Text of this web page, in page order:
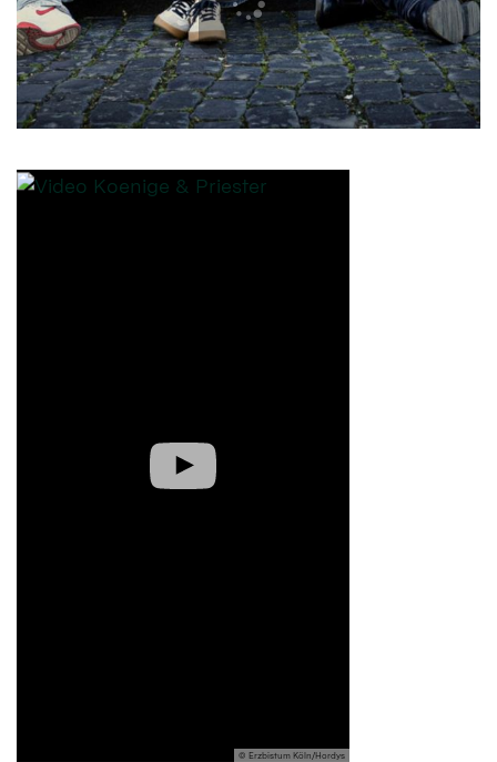
© Erzbistum Köln/Hordys